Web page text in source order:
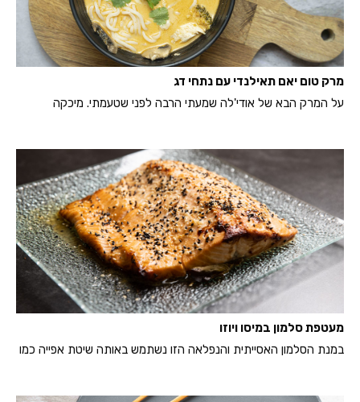
מרק טום יאם תאילנדי עם נתחי דג
על המרק הבא של אודי'לה שמעתי הרבה לפני שטעמתי. מיכקה
מעטפת סלמון במיסו ויוזו
במנת הסלמון האסייתית והנפלאה הזו נשתמש באותה שיטת אפייה כמו